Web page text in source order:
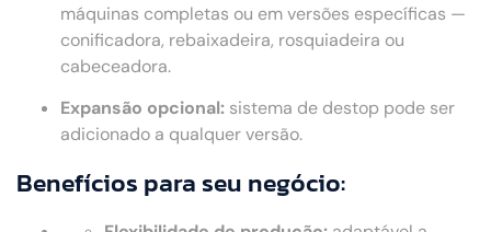
máquinas completas ou em versões específicas —
conificadora, rebaixadeira, rosquiadeira ou
cabeceadora.
Expansão opcional: sistema de destop pode ser
adicionado a qualquer versão.
Benefícios para seu negócio: